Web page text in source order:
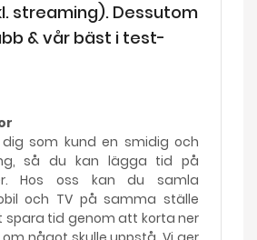
streaming). Dessutom
& vår bäst i test-
som kund en smidig och
så du kan lägga tid på
Hos oss kan du samla
och TV på samma ställe
spara tid genom att korta ner